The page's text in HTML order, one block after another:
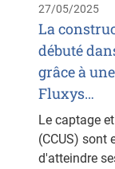
27/05/2025
La
débuté
grâce à
Fluxys…
Le captage
(CCUS) sont
d'atteindre